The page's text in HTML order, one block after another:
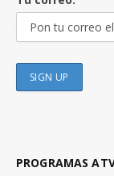
PROGRAMAS